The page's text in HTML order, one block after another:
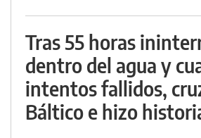
Tras 55 horas
dentro del agua y
intentos fallidos,
Báltico e hizo